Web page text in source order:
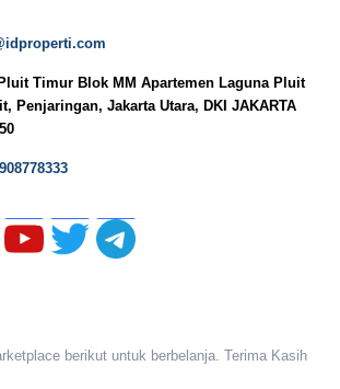
Timur Blok MM Apartemen Laguna Pluit
Penjaringan, Jakarta Utara, DKI JAKARTA
berikut untuk berbelanja. Terima Kasih